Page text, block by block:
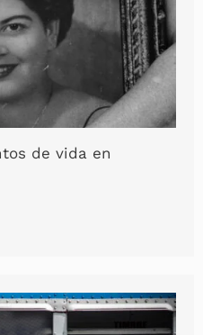
de vida en